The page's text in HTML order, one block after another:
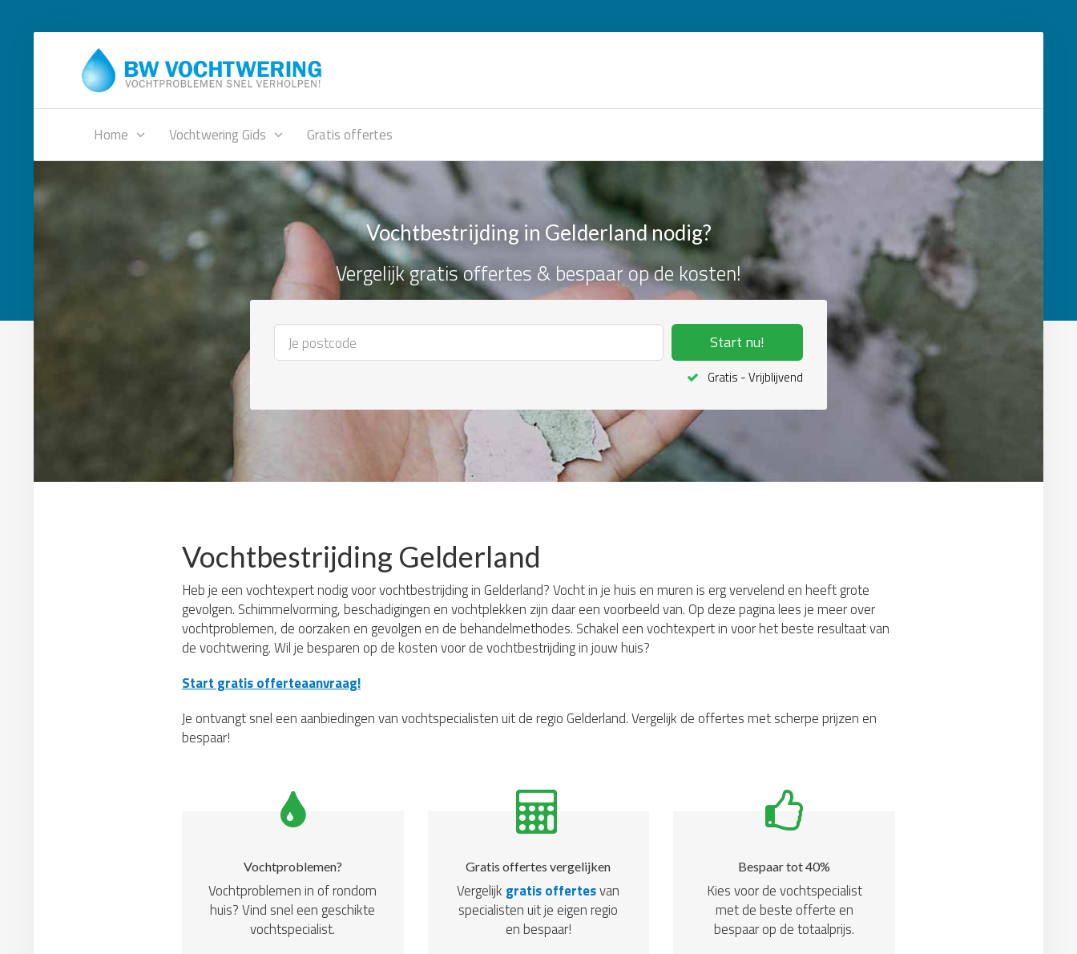
Home Vochtwering Gids Gratis offertes
Vochtbestrijding in Gelderland nodig?
Vergelijk gratis offertes & bespaar op de kosten!
Start nu!
Gratis - Vrijblijvend
Vochtbestrijding Gelderland
Heb je een vochtexpert nodig voor vochtbestrijding in Gelderland? Vocht in je huis en muren is erg vervelend en heeft grote
gevolgen. Schimmelvorming, beschadigingen en vochtplekken zijn daar een voorbeeld van. Op deze pagina lees je meer over
vochtproblemen, de oorzaken en gevolgen en de behandelmethodes. Schakel een vochtexpert in voor het beste resultaat van
de vochtwering. Wil je besparen op de kosten voor de vochtbestrijding in jouw huis?
Start gratis offerteaanvraag!
Je ontvangt snel een aanbiedingen van vochtspecialisten uit de regio Gelderland. Vergelijk de offertes met scherpe prijzen en
bespaar!
Vochtproblemen?
Vochtproblemen in of rondom
huis? Vind snel een geschikte
vochtspecialist.
Gratis offertes vergelijken
Vergelijk gratis offertesvan
specialisten uit je eigen regio
en bespaar!
Bespaar tot 40%
Kies voor de vochtspecialist
met de beste offerte en
bespaar op de totaalprijs.